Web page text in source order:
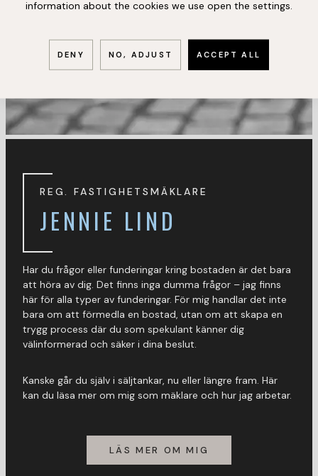
REG. FASTIGHETSMÄKLARE
JENNIE LIND
Har du frågor eller funderingar kring bostaden är det bara
att höra av dig. Det finns inga dumma frågor – jag finns
här för alla typer av funderingar. För mig handlar det inte
bara om att förmedla en bostad, utan om att skapa en
trygg process där du som spekulant känner dig
välinformerad och säker i dina beslut.
Kanske går du själv i säljtankar, nu eller längre fram. Här
kan du läsa mer om mig som mäklare och hur jag arbetar.
LÄS MER OM MIG
information about the cookies we use open the settings.
DENY NO, ADJUST ACCEPT ALL